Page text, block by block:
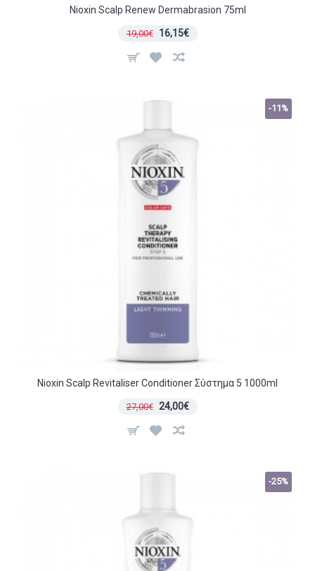
Nioxin Scalp Renew Dermabrasion 75ml
19,00€ 16,15€
-11%
Nioxin Scalp Revitaliser Conditioner Σύστημα 5 1000ml
27,00€ 24,00€
-25%